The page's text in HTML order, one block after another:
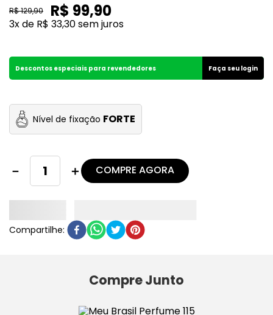
R$129,90 R$ 99,90
3x de R$ 33,30sem juros
Descontos especiais para revendedores Faça seu login
Nível de fixação FORTE
＋
－ COMPRE AGORA
Compre Junto